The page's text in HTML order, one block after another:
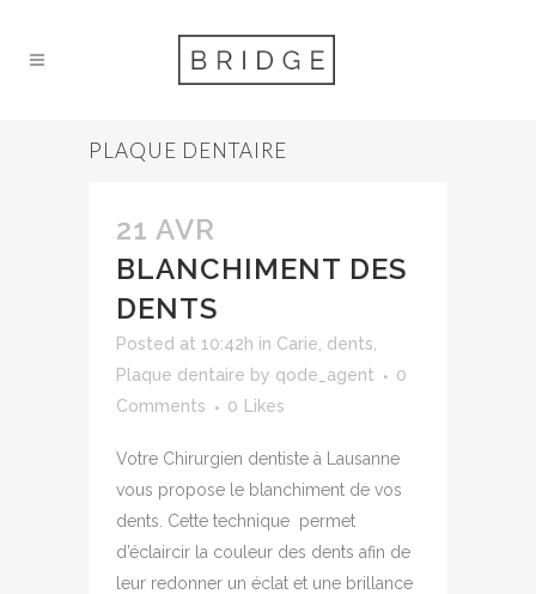
PLAQUE DENTAIRE
21 AVR
BLANCHIMENT DES
DENTS
Posted at 10:42h in Carie dents
Plaque dentaire by qode_agent
0
Comments
0 Likes
Votre Chirurgien dentiste à Lausanne
vous propose le blanchiment de vos
dents. Cette technique permet
d’éclaircir la couleur des dents afin de
leur redonner un éclat et une brillance